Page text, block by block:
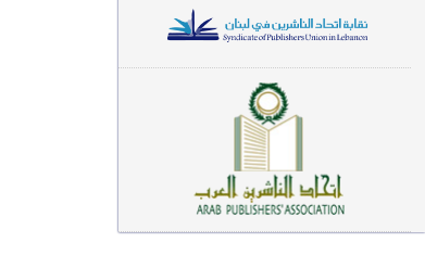
سير وتراجم (90)
معاجم لغوية (89)
سيرة نبوية وتصوف (81)
دراسات إسلامية (75)
شعر (72)